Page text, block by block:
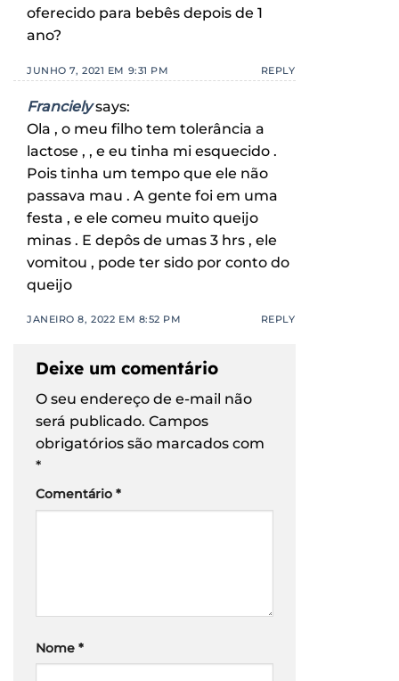
oferecido para bebês depois de 1
ano?
JUNHO 7, 2021 EM 9:31 PM REPLY
Franciely says:
Ola , o meu filho tem tolerância a
lactose , , e eu tinha mi esquecido .
Pois tinha um tempo que ele não
passava mau . A gente foi em uma
festa , e ele comeu muito queijo
minas . E depôs de umas 3 hrs , ele
vomitou , pode ter sido por conto do
queijo
JANEIRO 8, 2022 EM 8:52 PM REPLY
Deixe um comentário
O seu endereço de e-mail não
será publicado. Campos
obrigatórios são marcados com
*
Comentário *
Nome *